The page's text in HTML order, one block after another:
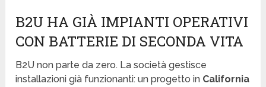
B2U HA GIÀ IMPIANTI OPERATIVI
CON BATTERIE DI SECONDA VITA
B2U non parte da zero. La società gestisce
installazioni già funzionanti: un progetto in California